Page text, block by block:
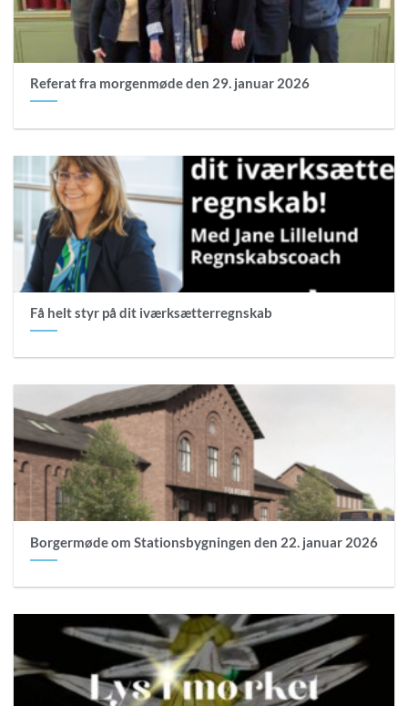
Referat fra morgenmøde den 29. januar 2026
Få helt styr på dit iværksætterregnskab
Borgermøde om Stationsbygningen den 22. januar 2026